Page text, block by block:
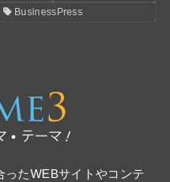
BusinessPress
ったWEBサイトやコンテ